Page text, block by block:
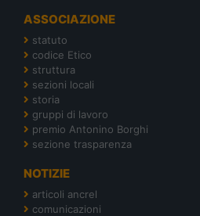
ASSOCIAZIONE
statuto
codice Etico
struttura
sezioni locali
storia
gruppi di lavoro
premio Antonino Borghi
sezione trasparenza
NOTIZIE
articoli ancrel
comunicazioni